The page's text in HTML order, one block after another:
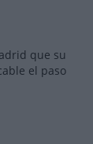
que su
el paso